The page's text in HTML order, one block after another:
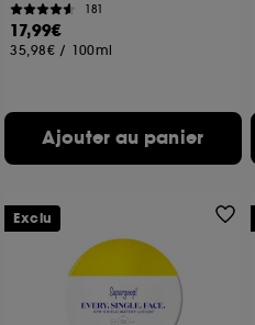
181
17,99€
35,98€ / 100ml
Ajouter au panier
Exclu